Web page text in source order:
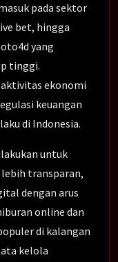
pada sektor
bet, hingga
yang
tinggi.
ekonomi
keuangan
di Indonesia.
untuk
transparan,
dengan arus
online dan
di kalangan
kelola